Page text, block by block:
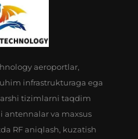
aeroportlar,
infrastrukturaga ega
tizimlarni taqdim
antennalar va maxsus
RF aniqlash, kuzatish